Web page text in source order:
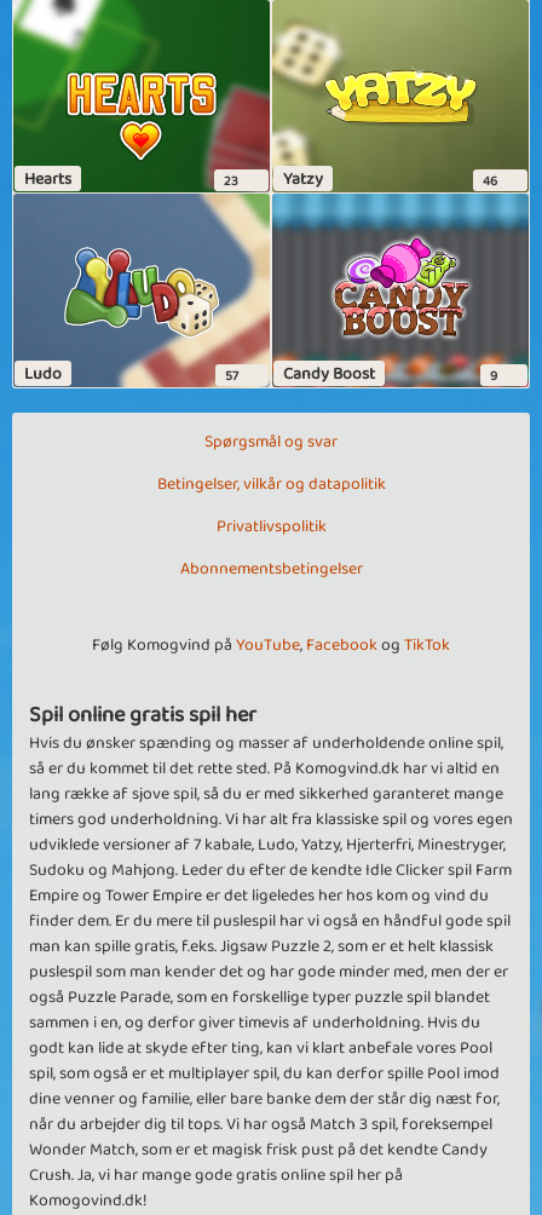
Hearts 23 Yatzy 46
Ludo 57 Candy Boost 9
Spørgsmål og svar
Betingelser, vilkår og datapolitik
Privatlivspolitik
Abonnementsbetingelser
Følg Komogvind påYouTube,FacebookogTikTok
Spil online gratis spil her
Hvis du ønsker spænding og masser af underholdende online spil,
så er du kommet til det rette sted. På Komogvind.dk har vi altid en
lang række af sjove spil, så du er med sikkerhed garanteret mange
timers god underholdning. Vi har alt fra klassiske spil og vores egen
udviklede versioner af 7 kabale, Ludo, Yatzy, Hjerterfri, Minestryger,
Sudoku og Mahjong. Leder du efter de kendte Idle Clicker spil Farm
Empire og Tower Empire er det ligeledes her hos kom og vind du
finder dem. Er du mere til puslespil har vi også en håndful gode spil
man kan spille gratis, f.eks. Jigsaw Puzzle 2, som er et helt klassisk
puslespil som man kender det og har gode minder med, men der er
også Puzzle Parade, som en forskellige typer puzzle spil blandet
sammen i en, og derfor giver timevis af underholdning. Hvis du
godt kan lide at skyde efter ting, kan vi klart anbefale vores Pool
spil, som også er et multiplayer spil, du kan derfor spille Pool imod
dine venner og familie, eller bare banke dem der står dig næst for,
når du arbejder dig til tops. Vi har også Match 3 spil, foreksempel
Wonder Match, som er et magisk frisk pust på det kendte Candy
Crush. Ja, vi har mange gode gratis online spil her på
Komogovind.dk!